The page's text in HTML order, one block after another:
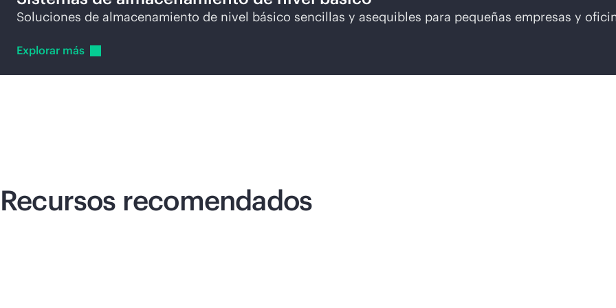
Soluciones de almacenamiento de nivel básico sencillas y asequibles para pequeñas empresas y
Explorar más
Recursos recomendados